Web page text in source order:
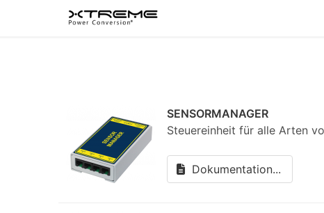
SENSORMANAGER
Steuereinheit für alle Arten
Dokumentation...